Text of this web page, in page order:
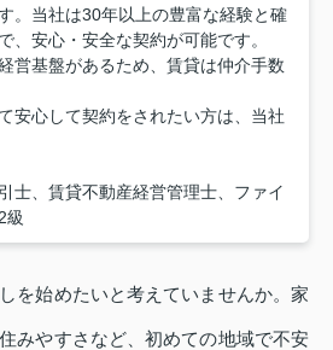
。当社は30年以上の豊富な経験と確
、安心・安全な契約が可能です。
営基盤があるため、賃貸は仲介手数
安心して契約をされたい方は、当社
士、賃貸不動産経営管理士、ファイ
級
を始めたいと考えていませんか。家
みやすさなど、初めての地域で不安